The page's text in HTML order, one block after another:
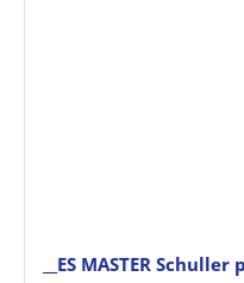
__ES MASTER